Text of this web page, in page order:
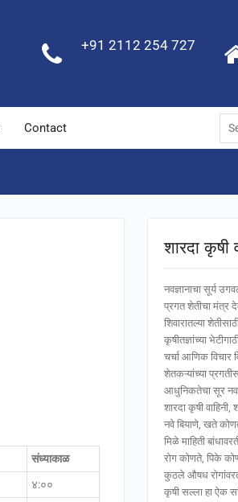
+91 2112 254 727
Contact
for:
संध्याकाळ
४:००
शारदा कृषी
नवज्ञानाचा सूर्य
प्रगत शेतीचा मंत्र
शिवारातल्या
कृषीतज्ञांच्या
चर्चा आणिक विचार
शेतकऱ्यांच्या
आधुनिकतेचा सूर नवा
शारदा कृषी वाहिनी,
नवे बियाणे, खते
मिळे माहिती
रोग कोणते, पिके
कुठले औषध
कृषी सल्ला हा ऐक